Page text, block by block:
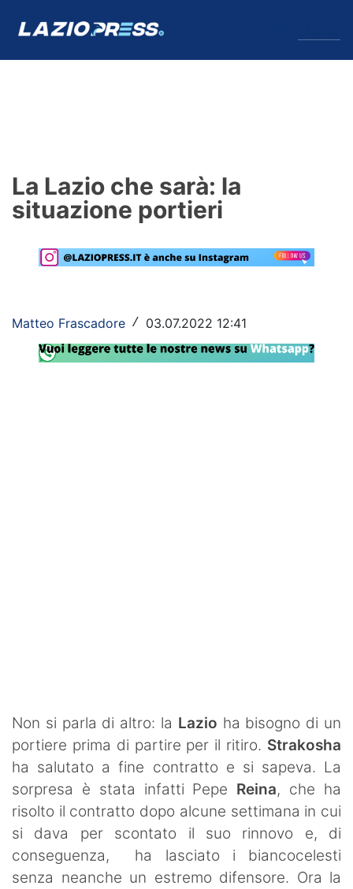
Formello
Primavera
Lazio Women
SHOP LAZIO
Contatti
La Lazio che sarà: la
situazione portieri
Matteo Frascadore / 03.07.2022 12:41
Non si parla di altro: la Lazio ha bisogno di un
portiere prima di partire per il ritiro. Strakosha
ha salutato a fine contratto e si sapeva. La
sorpresa è stata infatti Pepe Reina, che ha
risolto il contratto dopo alcune settimana in cui
si dava per scontato il suo rinnovo e, di
conseguenza, ha lasciato i biancocelesti
senza neanche un estremo difensore. Ora la